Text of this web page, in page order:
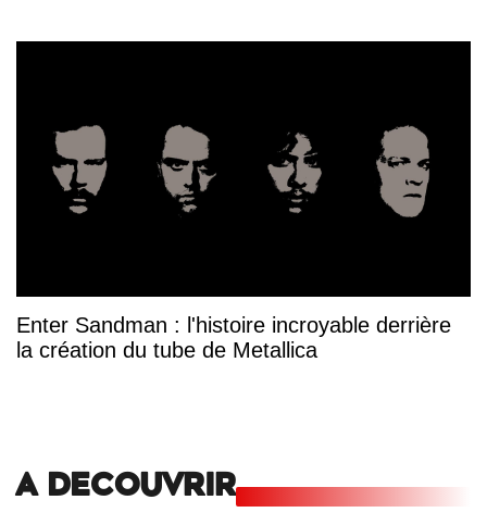
Enter Sandman : l'histoire incroyable derrière
la création du tube de Metallica
A DECOUVRIR